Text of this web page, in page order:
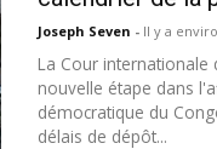
Joseph Seven - Il y a
La Cour internationale
nouvelle étape dans
démocratique du
délais de dépôt...